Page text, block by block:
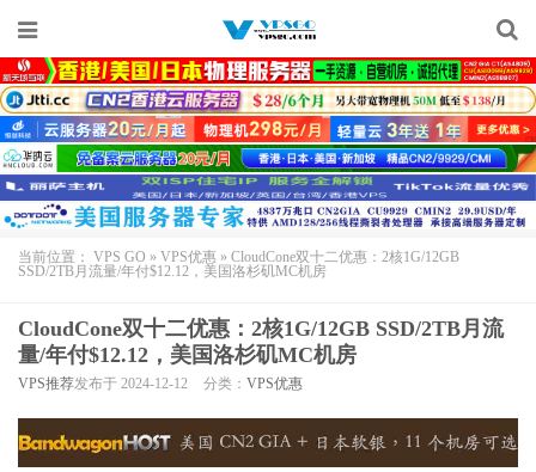
当前位置： VPS GO » VPS优惠 » CloudCone双十二优惠：2核1G/12GB
SSD/2TB月流量/年付$12.12，美国洛杉矶MC机房
CloudCone双十二优惠：2核1G/12GB SSD/2TB月流
量/年付$12.12，美国洛杉矶MC机房
VPS推荐发布于 2024-12-12 分类： VPS优惠